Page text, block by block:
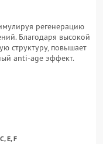
регенерацию
Благодаря высокой
структуру, повышает
anti-age эффект.
E, F